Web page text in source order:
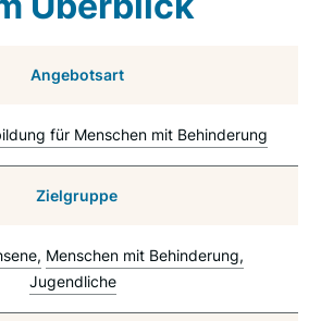
Angebotsart
für Menschen mit Behinderung
Zielgruppe
Menschen mit Behinderung
Jugendliche